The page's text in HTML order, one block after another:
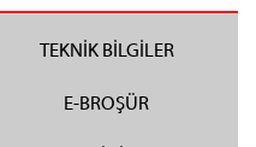
TEKNİK BİLGİLER
E-BROŞÜR